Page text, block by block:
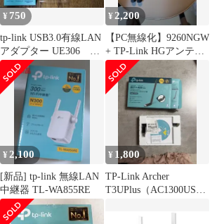
¥ 750
tp-link USB3.0有線LAN
アダプター UE306
switch対応
¥ 2,200
【PC無線化】9260NGW
+ TP-Link HGアンテナ
+ 延長ケーブル
¥ 2,100
[新品] tp-link 無線LAN
中継器 TL-WA855RE
¥ 1,800
TP-Link Archer
T3UPlus（AC1300USB